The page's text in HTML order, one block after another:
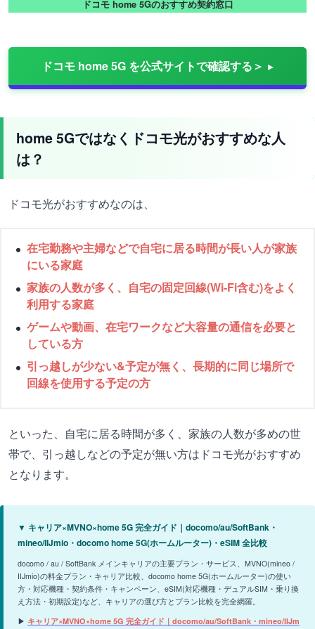
ドコモ home 5Gのおすすめ契約窓口
ドコモ home 5G を公式サイトで確認する＞
home 5Gではなくドコモ光がおすすめな人
は？
ドコモ光がおすすめなのは、
在宅勤務や主婦などで自宅に居る時間が長い人が家族
にいる家庭
家族の人数が多く、自宅の固定回線(Wi-Fi含む)をよく
利用する家庭
ゲームや動画、在宅ワークなど大容量の通信を必要と
している方
引っ越しが少ない&予定が無く、長期的に同じ場所で
回線を使用する予定の方
といった、自宅に居る時間が多く、家族の人数が多めの世
帯で、引っ越しなどの予定が無い方はドコモ光がおすすめ
となります。
▼ キャリア×MVNO×home 5G 完全ガイド｜docomo/au/SoftBank・
mineo/IIJmio・docomo home 5G(ホームルーター)・eSIM 全比較
docomo / au / SoftBank メインキャリアの主要プラン・サービス、MVNO(mineo /
IIJmio)の料金プラン・キャリア比較、docomo home 5G(ホームルーター)の使い
方・対応機種・契約条件・キャンペーン、eSIM(対応機種・デュアルSIM・乗り換
え方法・初期設定)など、キャリアの選び方とプラン比較を完全網羅。
▶ キャリア×MVNO×home 5G 完全ガイド｜docomo/au/SoftBank・mineo/IIJm